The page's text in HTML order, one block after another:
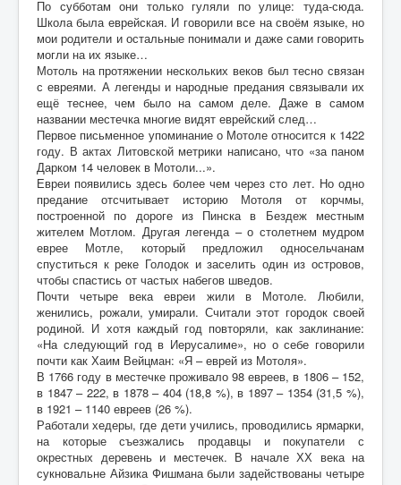
По субботам они только гуляли по улице: туда-сюда.
Школа была еврейская. И говорили все на своём языке, но
мои родители и остальные понимали и даже сами говорить
могли на их языке…
Мотоль на протяжении нескольких веков был тесно связан
с евреями. А легенды и народные предания связывали их
ещё теснее, чем было на самом деле. Даже в самом
названии местечка многие видят еврейский след…
Первое письменное упоминание о Мотоле относится к 1422
году. В актах Литовской метрики написано, что «за паном
Дарком 14 человек в Мотоли...».
Евреи появились здесь более чем через сто лет. Но одно
предание отсчитывает историю Мотоля от корчмы,
построенной по дороге из Пинска в Бездеж местным
жителем Мотлом. Другая легенда – о столетнем мудром
еврее Мотле, который предложил односельчанам
спуститься к реке Голодок и заселить один из островов,
чтобы спастись от частых набегов шведов.
Почти четыре века евреи жили в Мотоле. Любили,
женились, рожали, умирали. Считали этот городок своей
родиной. И хотя каждый год повторяли, как заклинание:
«На следующий год в Иерусалиме», но о себе говорили
почти как Хаим Вейцман: «Я – еврей из Мотоля».
В 1766 году в местечке проживало 98 евреев, в 1806 – 152,
в 1847 – 222, в 1878 – 404 (18,8 %), в 1897 – 1354 (31,5 %),
в 1921 – 1140 евреев (26 %).
Работали хедеры, где дети учились, проводились ярмарки,
на которые съезжались продавцы и покупатели с
окрестных деревень и местечек. В начале ХХ века на
сукновальне Айзика Фишмана были задействованы четыре